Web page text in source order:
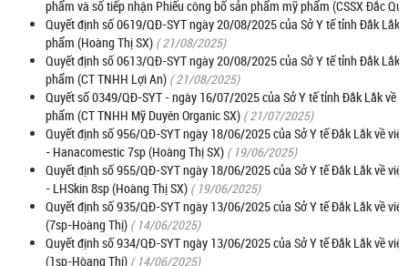
phẩm và số tiếp nhận Phiếu công bố sản phẩm mỹ phẩm (CSSX Đắc
Quyết định số 0619/QĐ-SYT ngày 20/08/2025 của Sở Y tế tỉnh Đắk Lắk
phẩm (Hoàng Thị SX) ( 21/08/2025)
Quyết định số 0613/QĐ-SYT ngày 20/08/2025 của Sở Y tế tỉnh Đắk Lắk
phẩm (CT TNHH Lợi An) ( 21/08/2025)
Quyết số 0349/QĐ-SYT - ngày 16/07/2025 của Sở Y tế tỉnh Đắk Lắk về
phẩm (CT TNHH Mỹ Duyên Organic SX) ( 21/07/2025)
Quyết định số 956/QĐ-SYT ngày 18/06/2025 của Sở Y tế Đắk Lắk về
- Hanacomestic 7sp (Hoàng Thị SX) ( 19/06/2025)
Quyết định số 955/QĐ-SYT ngày 18/06/2025 của Sở Y tế Đắk Lắk về
- LHSkin 8sp (Hoàng Thị SX) ( 19/06/2025)
Quyết định số 935/QĐ-SYT ngày 13/06/2025 của Sở Y tế Đắk Lắk về
(7sp-Hoàng Thị) ( 14/06/2025)
Quyết định số 934/QĐ-SYT ngày 13/06/2025 của Sở Y tế Đắk Lắk về
(1sp-Hòang Thị) ( 14/06/2025)